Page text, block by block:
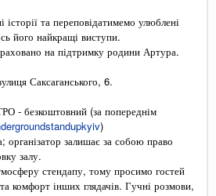
та переповідатимемо улюблені
його найкращі виступи.
на підтримку родини Артура.
Саксаганського, 6.
- безкоштовний (за попереднім
)
організатор залишає за собою право
залу.
стендапу, тому просимо гостей
комфорт інших глядачів. Гучні розмови,